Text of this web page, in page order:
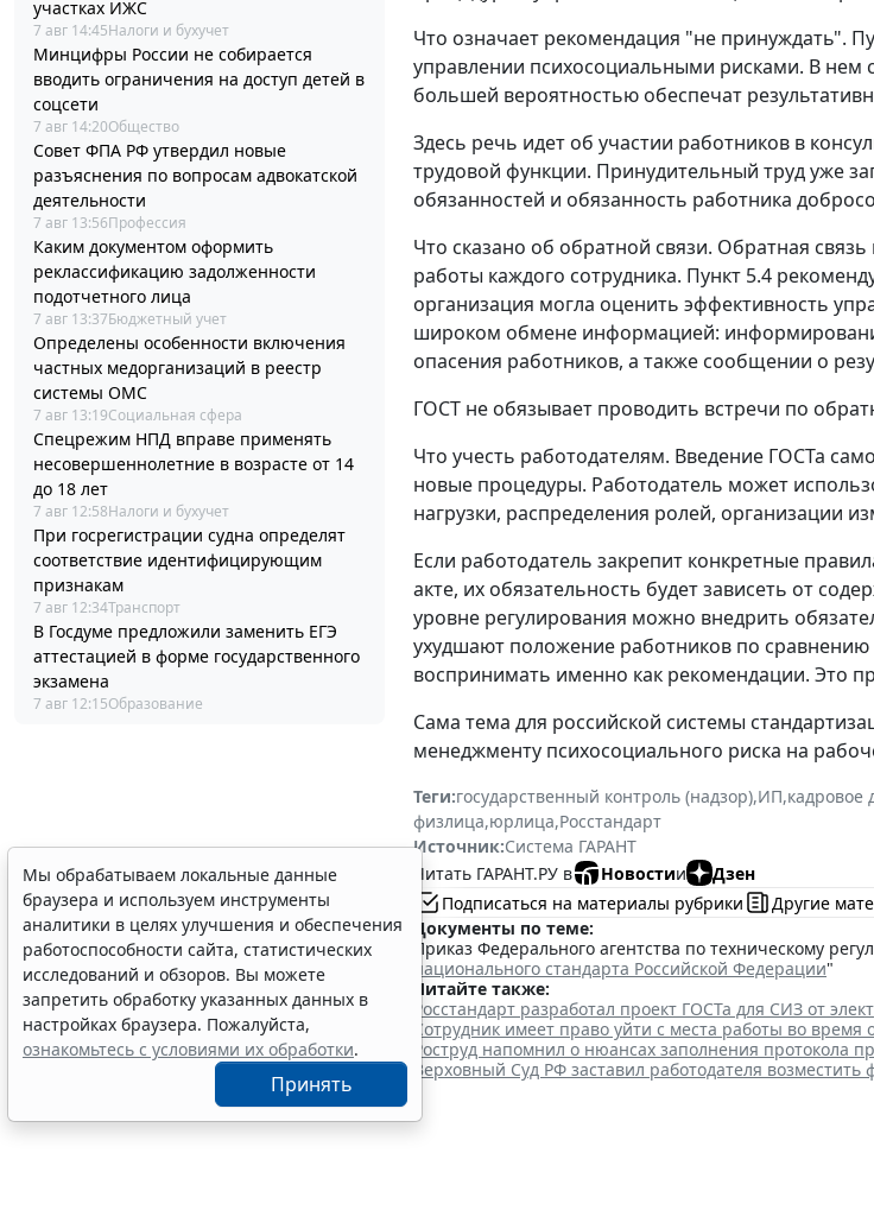
участках ИЖС
7 авг 14:45Налоги и бухучет
Минцифры России не собирается
вводить ограничения на доступ детей в
соцсети
7 авг 14:20Общество
Совет ФПА РФ утвердил новые
разъяснения по вопросам адвокатской
деятельности
7 авг 13:56Профессия
Каким документом оформить
реклассификацию задолженности
подотчетного лица
7 авг 13:37Бюджетный учет
Определены особенности включения
частных медорганизаций в реестр
системы ОМС
7 авг 13:19Социальная сфера
Спецрежим НПД вправе применять
несовершеннолетние в возрасте от 14
до 18 лет
7 авг 12:58Налоги и бухучет
При госрегистрации судна определят
соответствие идентифицирующим
признакам
7 авг 12:34Транспорт
В Госдуме предложили заменить ЕГЭ
аттестацией в форме государственного
экзамена
7 авг 12:15Образование
Что означает рекомендация "не принуждать".
управлении психосоциальными рисками. В нем
большей вероятностью обеспечат
Здесь речь идет об участии работников в
трудовой функции. Принудительный труд уже
обязанностей и обязанность работника
Что сказано об обратной связи. Обратная
работы каждого сотрудника. Пункт 5.4
организация могла оценить эффективность
широком обмене информацией:
опасения работников, а также сообщении о
ГОСТ не обязывает проводить встречи по
Что учесть работодателям. Введение ГОСТа
новые процедуры. Работодатель может
нагрузки, распределения ролей, организации
Если работодатель закрепит конкретные
акте, их обязательность будет зависеть от
уровне регулирования можно внедрить
ухудшают положение работников по сравнению
воспринимать именно как рекомендации. Это
Сама тема для российской системы
менеджменту психосоциального риска на
Теги:государственный контроль (надзор),ИП,кадровое
физлица,юрлица,Росстандарт
Источник:Система ГАРАНТ
Читать ГАРАНТ.РУ в
Новостии
Дзен
Подписаться на материалы рубрики
Другие
Документы по теме:
Приказ Федерального агентства по техническому
национального стандарта Российской Федерации"
Читайте также:
Росстандарт разработал проект ГОСТа для СИЗ от
Сотрудник имеет право уйти с места работы во время
Роструд напомнил о нюансах заполнения протокола
Верховный Суд РФ заставил работодателя возместить
Мы обрабатываем локальные данные
браузера и используем инструменты
аналитики в целях улучшения и обеспечения
работоспособности сайта, статистических
исследований и обзоров. Вы можете
запретить обработку указанных данных в
настройках браузера. Пожалуйста,
ознакомьтесь с условиями их обработки.
Принять